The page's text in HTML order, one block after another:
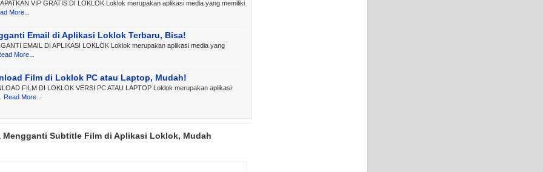
VIP GRATIS DI LOKLOK Loklok merupakan aplikasi media yang memiliki
More...
Email di Aplikasi Loklok Terbaru, Bisa!
EMAIL DI APLIKASI LOKLOK Loklok merupakan aplikasi media yang
More...
Film di Loklok PC atau Laptop, Mudah!
FILM DI LOKLOK VERSI PC ATAU LAPTOP Loklok merupakan aplikasi
Read More...
Mengganti Subtitle Film di Aplikasi Loklok, Mudah